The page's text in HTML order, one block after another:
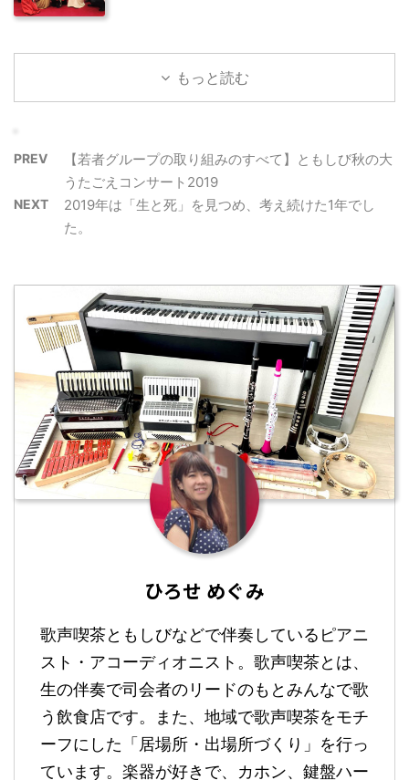
もっと読む
PREV
【若者グループの取り組みのすべて】ともしび秋の大
うたごえコンサート2019
NEXT
2019年は「生と死」を見つめ、考え続けた1年でし
た。
ひろせ めぐみ
歌声喫茶ともしびなどで伴奏しているピアニ
スト・アコーディオニスト。歌声喫茶とは、
生の伴奏で司会者のリードのもとみんなで歌
う飲食店です。また、地域で歌声喫茶をモチ
ーフにした「居場所・出場所づくり」を行っ
ています。楽器が好きで、カホン、鍵盤ハー